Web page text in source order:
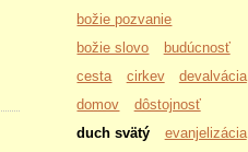
božie pozvanie
božie slovo
budúcnosť
cesta
cirkev
devalvácia
domov
dôstojnosť
duch svätý
evanjelizácia